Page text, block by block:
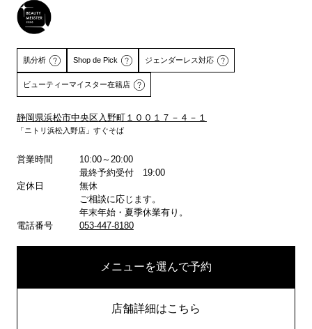
肌分析 Shop de Pick ジェンダーレス対応
ビューティーマイスター在籍店
静岡県浜松市中央区入野町１００１７－４－１
「ニトリ浜松入野店」すぐそば
営業時間
10:00～20:00
最終予約受付 19:00
定休日
無休
ご相談に応じます。
年末年始・夏季休業有り。
電話番号
053-447-8180
メニューを選んで予約
店舗詳細はこちら